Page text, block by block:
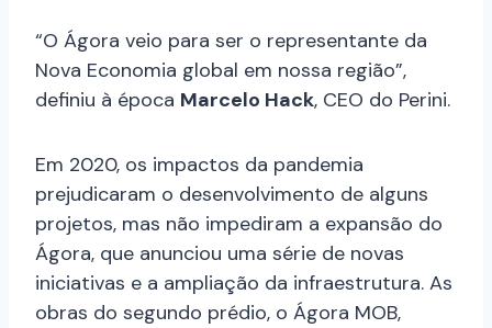
“O Ágora veio para ser o representante da
Nova Economia global em nossa região”,
definiu à época Marcelo Hack, CEO do Perini.
Em 2020, os impactos da pandemia
prejudicaram o desenvolvimento de alguns
projetos, mas não impediram a expansão do
Ágora, que anunciou uma série de novas
iniciativas e a ampliação da infraestrutura. As
obras do segundo prédio, o Ágora MOB,